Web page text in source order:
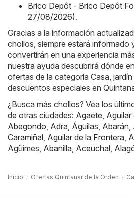
Brico Depôt - Brico Depôt
27/08/2026).
Gracias a la información
chollos, siempre estará informado
convertirán en una experiencia
nuestra ayuda descubrirá dónde
ofertas de la categoría Casa,
descuentos especiales en
¿Busca más chollos? Vea los
de otras ciudades: Agaete, Aguilar
Abegondo, Adra, Águilas, Abarán,
Caramiñal, Aguilar de la Frontera,
Agüimes, Abanilla, Aceuchal,
Inicio Ofertas Quintanar de la Orden